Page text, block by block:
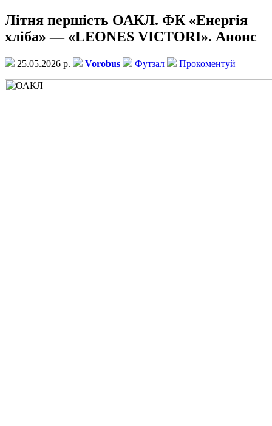
Літня першість ОАКЛ. ФК «Енергія
хліба» — «LEONES VICTORI». Анонс
25.05.2026 р. Vorobus Футзал Прокоментуй